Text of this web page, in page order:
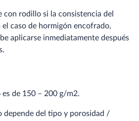
con rodillo si la consistencia del
caso de hormigón encofrado,
aplicarse inmediatamente después
es de 150 – 200 g/m2.
depende del tipo y porosidad /